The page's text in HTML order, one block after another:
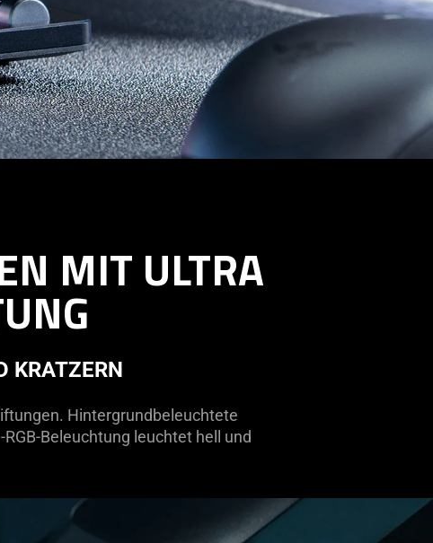
MIT ULTRA
KRATZERN
Hintergrundbeleuchtete
Beleuchtung leuchtet hell und